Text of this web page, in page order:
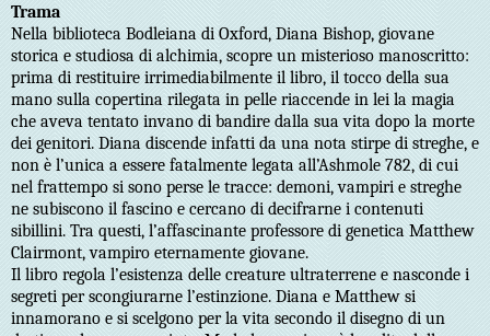
Trama
Nella biblioteca Bodleiana di Oxford, Diana Bishop, giovane
storica e studiosa di alchimia, scopre un misterioso manoscritto:
prima di restituire irrimediabilmente il libro, il tocco della sua
mano sulla copertina rilegata in pelle riaccende in lei la magia
che aveva tentato invano di bandire dalla sua vita dopo la morte
dei genitori. Diana discende infatti da una nota stirpe di streghe, e
non è l’unica a essere fatalmente legata all’Ashmole 782, di cui
nel frattempo si sono perse le tracce: demoni, vampiri e streghe
ne subiscono il fascino e cercano di decifrarne i contenuti
sibillini. Tra questi, l’affascinante professore di genetica Matthew
Clairmont, vampiro eternamente giovane.
Il libro regola l’esistenza delle creature ultraterrene e nasconde i
segreti per scongiurarne l’estinzione. Diana e Matthew si
innamorano e si scelgono per la vita secondo il disegno di un